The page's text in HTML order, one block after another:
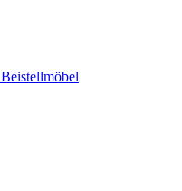
Beistellmöbel